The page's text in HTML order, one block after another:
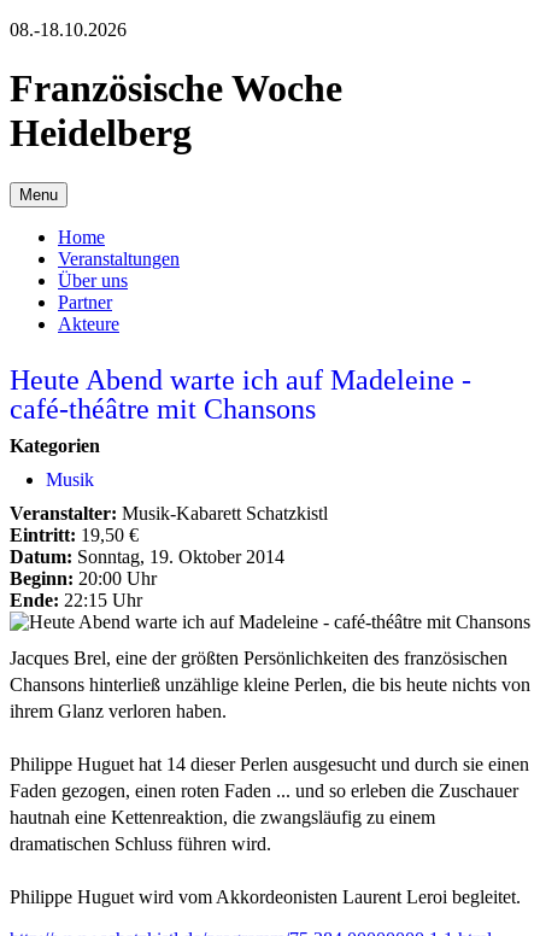
08.-18.10.2026
Französische Woche
Heidelberg
Menu
Home
Veranstaltungen
Über uns
Partner
Akteure
Heute Abend warte ich auf Madeleine -
café-théâtre mit Chansons
Kategorien
Musik
Veranstalter: Musik-Kabarett Schatzkistl
Eintritt: 19,50 €
Datum: Sonntag, 19. Oktober 2014
Beginn: 20:00 Uhr
Ende: 22:15 Uhr
Jacques Brel, eine der größten Persönlichkeiten des französischen
Chansons hinterließ unzählige kleine Perlen, die bis heute nichts von
ihrem Glanz verloren haben.
Philippe Huguet hat 14 dieser Perlen ausgesucht und durch sie einen
Faden gezogen, einen roten Faden ... und so erleben die Zuschauer
hautnah eine Kettenreaktion, die zwangsläufig zu einem
dramatischen Schluss führen wird.
Philippe Huguet wird vom Akkordeonisten Laurent Leroi begleitet.